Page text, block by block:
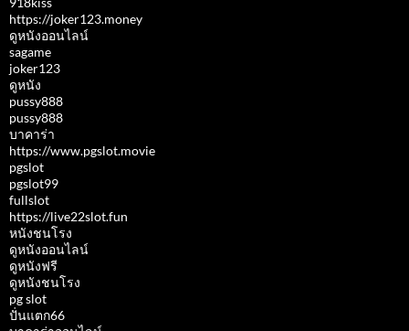
https://joker123.money
ดูหนังออนไลน์
sagame
joker123
ดูหนัง
pussy888
pussy888
บาคาร่า
https://www.pgslot.movie
pgslot
pgslot99
fullslot
https://live22slot.fun
หนังชนโรง
ดูหนังออนไลน์
ดูหนังฟรี
ดูหนังชนโรง
pg slot
ปั่นแตก66